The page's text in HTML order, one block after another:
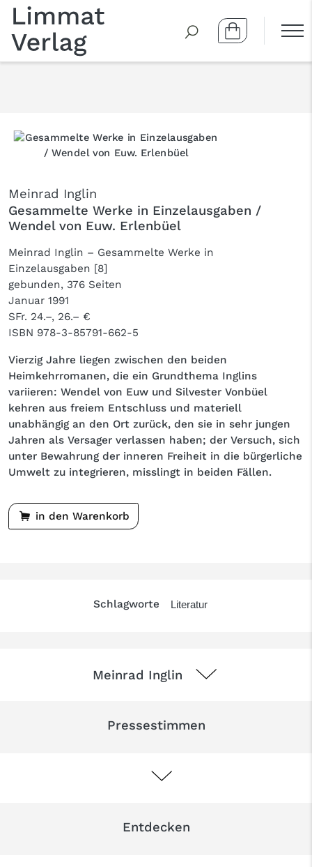
Meinrad Inglin
Gesammelte Werke in Einzelausgaben /
Wendel von Euw. Erlenbüel
Meinrad Inglin – Gesammelte Werke in
Einzelausgaben [8]
gebunden, 376 Seiten
Januar 1991
SFr. 24.–, 26.– €
ISBN 978-3-85791-662-5
Vierzig Jahre liegen zwischen den beiden
Heimkehrromanen, die ein Grundthema Inglins
variieren: Wendel von Euw und Silvester Vonbüel
kehren aus freiem Entschluss und materiell
unabhängig an den Ort zurück, den sie in sehr jungen
Jahren als Versager verlassen haben; der Versuch, sich
unter Bewahrung der inneren Freiheit in die bürgerliche
Umwelt zu integrieren, misslingt in beiden Fällen.
in den Warenkorb
Schlagworte Literatur
Meinrad Inglin
Pressestimmen
Entdecken